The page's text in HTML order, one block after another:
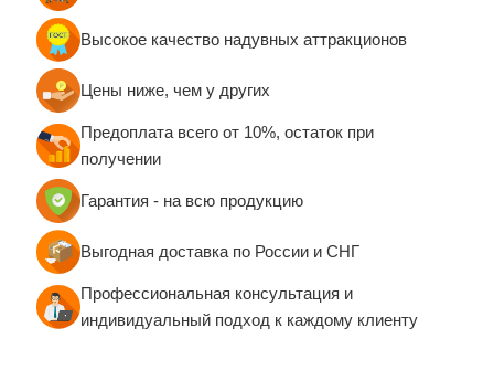
Высокое качество надувных аттракционов
Цены ниже, чем у других
Предоплата всего от 10%, остаток при
получении
Гарантия - на всю продукцию
Выгодная доставка по России и СНГ
Профессиональная консультация и
индивидуальный подход к каждому клиенту